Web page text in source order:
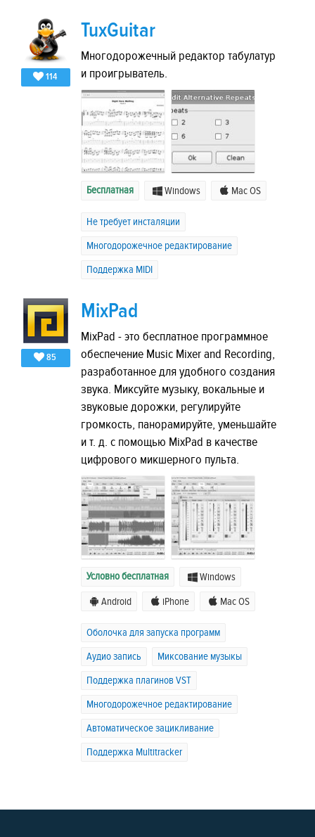
114
TuxGuitar
Многодорожечный редактор табулатур
и проигрыватель.
Бесплатная Windows Mac OS
Не требует инсталяции
Многодорожечное редактирование
Поддержка MIDI
85
MixPad
MixPad - это бесплатное программное
обеспечение Music Mixer and Recording,
разработанное для удобного создания
звука. Миксуйте музыку, вокальные и
звуковые дорожки, регулируйте
громкость, панорамируйте, уменьшайте
и т. д. с помощью MixPad в качестве
цифрового микшерного пульта.
Условно бесплатная Windows
Android iPhone Mac OS
Оболочка для запуска программ
Аудио запись
Миксование музыкы
Поддержка плагинов VST
Многодорожечное редактирование
Автоматическое зацикливание
Поддержка Multitracker